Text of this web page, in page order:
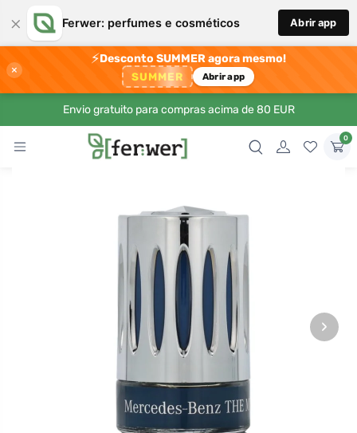
× Ferwer: perfumes e cosméticos Abrir app
×
⚡Desconto SUMMER agora mesmo!
SUMMER Abrir app
Envio gratuito para compras acima de 80 EUR
0
›